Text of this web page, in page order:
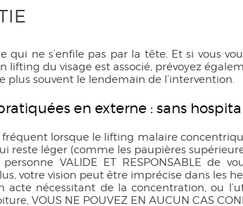
qui ne s’enfile pas par la tête. Et si vous
lifting du visage est associé, prévoyez
plus souvent le lendemain de l’intervention.
en externe : sans
fréquent lorsque le lifting malaire
reste léger (comme les paupières
VALIDE ET RESPONSABLE de
votre vision peut être imprécise dans les
acte nécessitant de la concentration, ou
VOUS NE POUVEZ EN AUCUN CAS